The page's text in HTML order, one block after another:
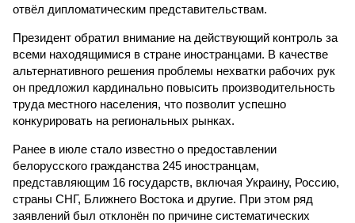
отвёл дипломатическим представительствам.
Президент обратил внимание на действующий контроль за
всеми находящимися в стране иностранцами. В качестве
альтернативного решения проблемы нехватки рабочих рук
он предложил кардинально повысить производительность
труда местного населения, что позволит успешно
конкурировать на региональных рынках.
Ранее в июле стало известно о предоставлении
белорусского гражданства 245 иностранцам,
представляющим 16 государств, включая Украину, Россию,
страны СНГ, Ближнего Востока и другие. При этом ряд
заявлений был отклонён по причине систематических